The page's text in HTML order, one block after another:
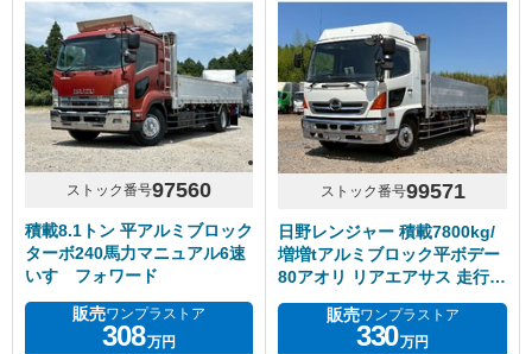
ストック番号97560
積載8.1トン 平アルミブロック
ターボ240馬力マニュアル6速
いすゞフォワード
販売ワンプラストア
308万円
ストック番号99571
日野レンジャー 積載7800kg/
増増tアルミブロック平ボデー
80アオリ リアエアサス 走行距
離416千km シフト6速MT
販売ワンプラストア
330万円